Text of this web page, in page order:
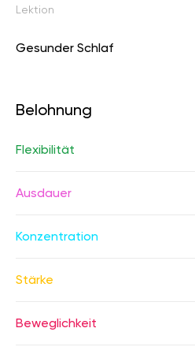
Lektion
Gesunder Schlaf
Belohnung
Flexibilität
Ausdauer
Konzentration
Stärke
Beweglichkeit